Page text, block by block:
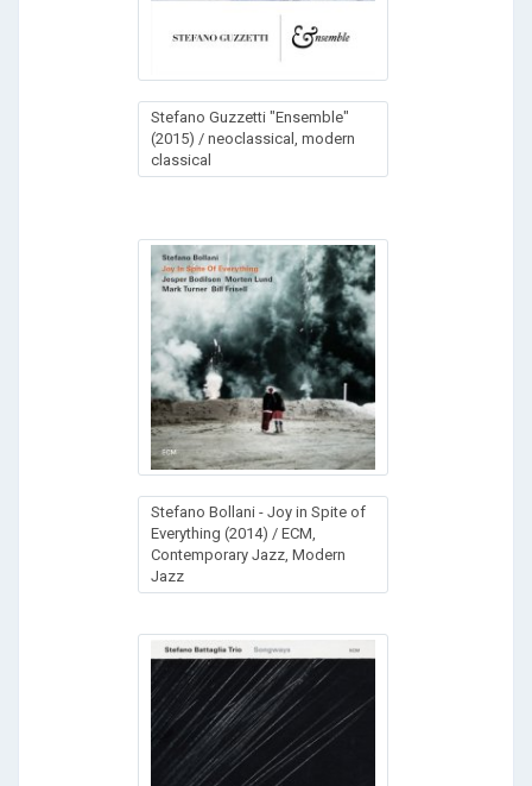
Stefano Guzzetti "Ensemble"
(2015) / neoclassical, modern
classical
Stefano Bollani - Joy in Spite of
Everything (2014) / ECM,
Contemporary Jazz, Modern
Jazz